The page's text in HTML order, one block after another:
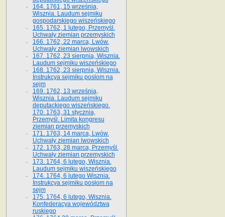
164. 1761, 15 września,
Wisznia. Laudum sejmiku
gospodarskiego wiszeńskiego
165. 1762, 1 lutego, Przemyśl.
Uchwały ziemian przemyskich
166. 1762, 22 marca, Lwów.
Uchwały ziemian lwowskich
167. 1762, 23 sierpnia, Wisznia.
Laudum sejmiku wiszeńskiego
168. 1762, 23 sierpnia, Wisznia.
Instrukcya sejmiku posłom na
sejm
169. 1762, 13 września,
Wisznia. Laudum sejmiku
deputackiego wiszeńskiego.
170. 1763, 31 stycznia,
Przemyśl. Limita kongresu
ziemian przemyskich
171. 1763, 14 marca, Lwów.
Uchwały ziemian lwowskich
172. 1763, 28 marca, Przemyśl.
Uchwały ziemian przemyskich
173. 1764, 6 lutego, Wisznia.
Laudum sejmiku wiszeńskiego
174. 1764, 6 lutego Wisznia.
Instrukcya sejmiku posłom na
sejm
175. 1764, 6 lutego, Wisznia.
Konfederacya województwa
ruskiego